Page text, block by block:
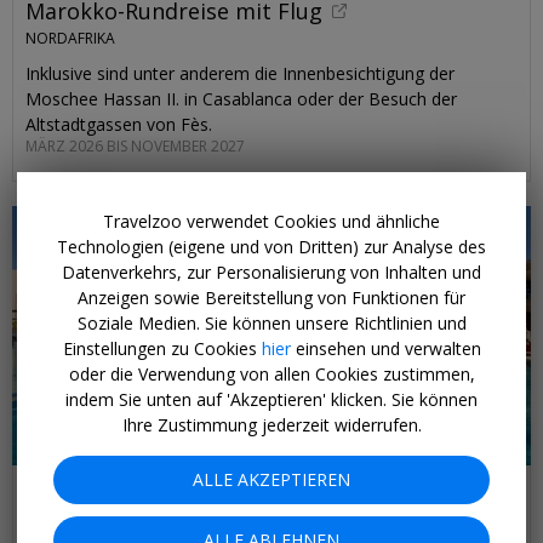
Marokko-Rundreise mit Flug
NORDAFRIKA
Inklusive sind unter anderem die Innenbesichtigung der
Moschee Hassan II. in Casablanca oder der Besuch der
Altstadtgassen von Fès.
MÄRZ 2026 BIS NOVEMBER 2027
ab 919 € p.P.
Marokko: 1 Woche Strandhotel mit AI & Flug
Travelzoo verwendet Cookies und ähnliche
Technologien (eigene und von Dritten) zur Analyse des
Datenverkehrs, zur Personalisierung von Inhalten und
Anzeigen sowie Bereitstellung von Funktionen für
Soziale Medien. Sie können unsere Richtlinien und
Einstellungen zu Cookies hiereinsehen und verwalten
oder die Verwendung von allen Cookies zustimmen,
indem Sie unten auf 'Akzeptieren' klicken. Sie können
Ihre Zustimmung jederzeit widerrufen.
ALLE AKZEPTIEREN